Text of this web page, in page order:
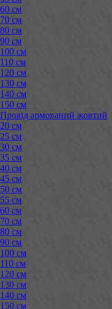
60 см
70 см
80 см
90 см
100 см
110 см
120 см
130 см
140 см
150 см
Провід армований жовтий
20 см
25 см
30 см
35 см
40 см
45 см
50 см
55 см
60 см
70 см
80 см
90 см
100 см
110 см
120 см
130 см
140 см
150 см